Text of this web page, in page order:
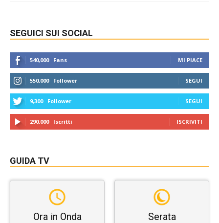
SEGUICI SUI SOCIAL
540,000 Fans MI PIACE
550,000 Follower SEGUI
9,300 Follower SEGUI
290,000 Iscritti ISCRIVITI
GUIDA TV
Ora in Onda Serata